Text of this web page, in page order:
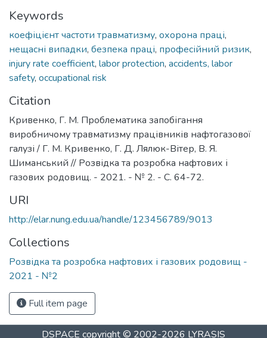
Keywords
коефіцієнт частоти травматизму, охорона праці,
нещасні випадки, безпека праці, професійний ризик,
injury rate coefficient, labor protection, accidents, labor
safety, occupational risk
Citation
Кривенко, Г. М. Проблематика запобігання
виробничому травматизму працівників нафтогазової
галузі / Г. М. Кривенко, Г. Д. Лялюк-Вітер, В. Я.
Шиманський // Розвідка та розробка нафтових і
газових родовищ. - 2021. - № 2. - С. 64-72.
URI
http://elar.nung.edu.ua/handle/123456789/9013
Collections
Розвідка та розробка нафтових і газових родовищ -
2021 - №2
Full item page
DSPACE copyright © 2002-2026 LYRASIS